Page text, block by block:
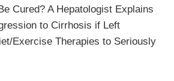
Cured? A Hepatologist Explains
to Cirrhosis if Left
Exercise Therapies to Seriously